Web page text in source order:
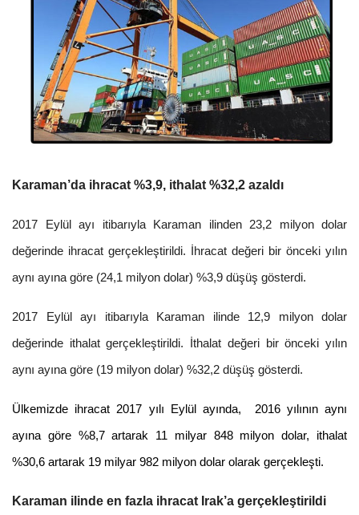
Karaman’da ihracat %3,9, ithalat %32,2 azaldı
2017 Eylül ayı itibarıyla Karaman ilinden 23,2 milyon dolar
değerinde ihracat gerçekleştirildi. İhracat değeri bir önceki yılın
aynı ayına göre (24,1 milyon dolar) %3,9 düşüş gösterdi.
2017 Eylül ayı itibarıyla Karaman ilinde 12,9 milyon dolar
değerinde ithalat gerçekleştirildi. İthalat değeri bir önceki yılın
aynı ayına göre (19 milyon dolar) %32,2 düşüş gösterdi.
Ülkemizde ihracat 2017 yılı Eylül ayında, 2016 yılının aynı
ayına göre %8,7 artarak 11 milyar 848 milyon dolar, ithalat
%30,6 artarak 19 milyar 982 milyon dolar olarak gerçekleşti.
Karaman ilinde en fazla ihracat Irak’a gerçekleştirildi